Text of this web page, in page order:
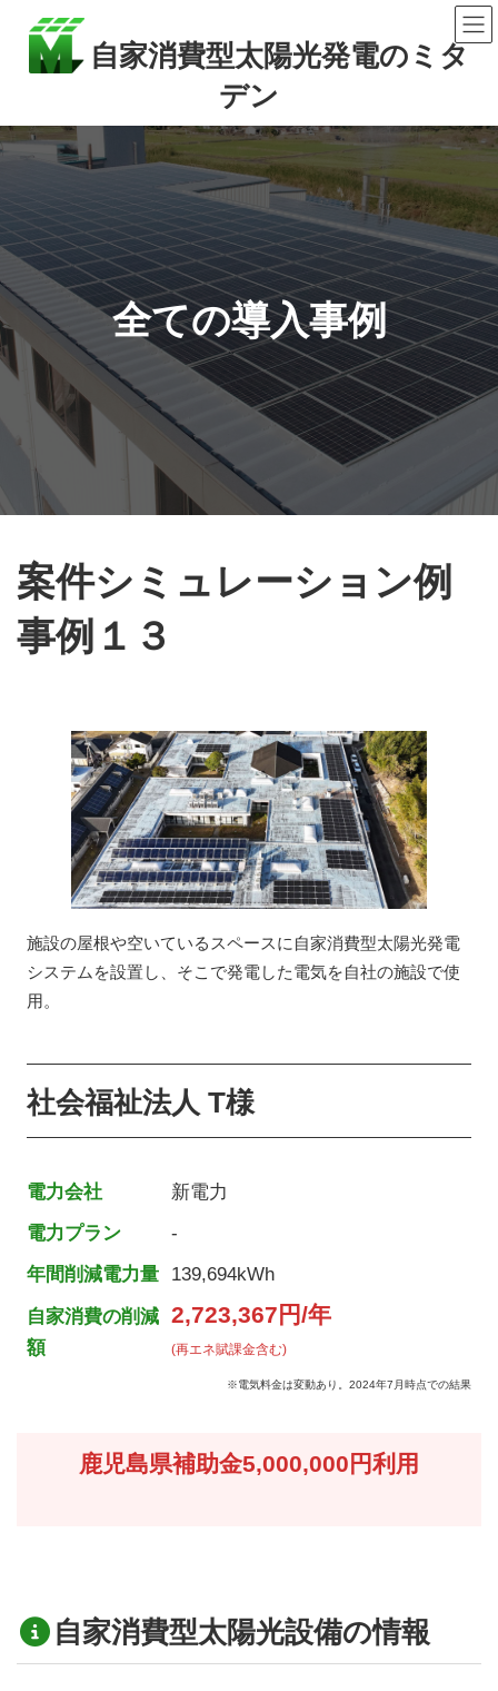
へ
ッ
プ
ョ
移
動
自家消費型太陽光発電のミタ
デン
全ての導入事例
案件シミュレーション例
事例１３
施設の屋根や空いているスペースに自家消費型太陽光発電
システムを設置し、そこで発電した電気を自社の施設で使
用。
社会福祉法人 T様
電力会社
新電力
電力プラン
-
年間削減電力量
139,694kWh
自家消費の削減
額
2,723,367円/年
(再エネ賦課金含む)
※電気料金は変動あり。2024年7月時点での結果
鹿児島県補助金5,000,000円利用
自家消費型太陽光設備の情報